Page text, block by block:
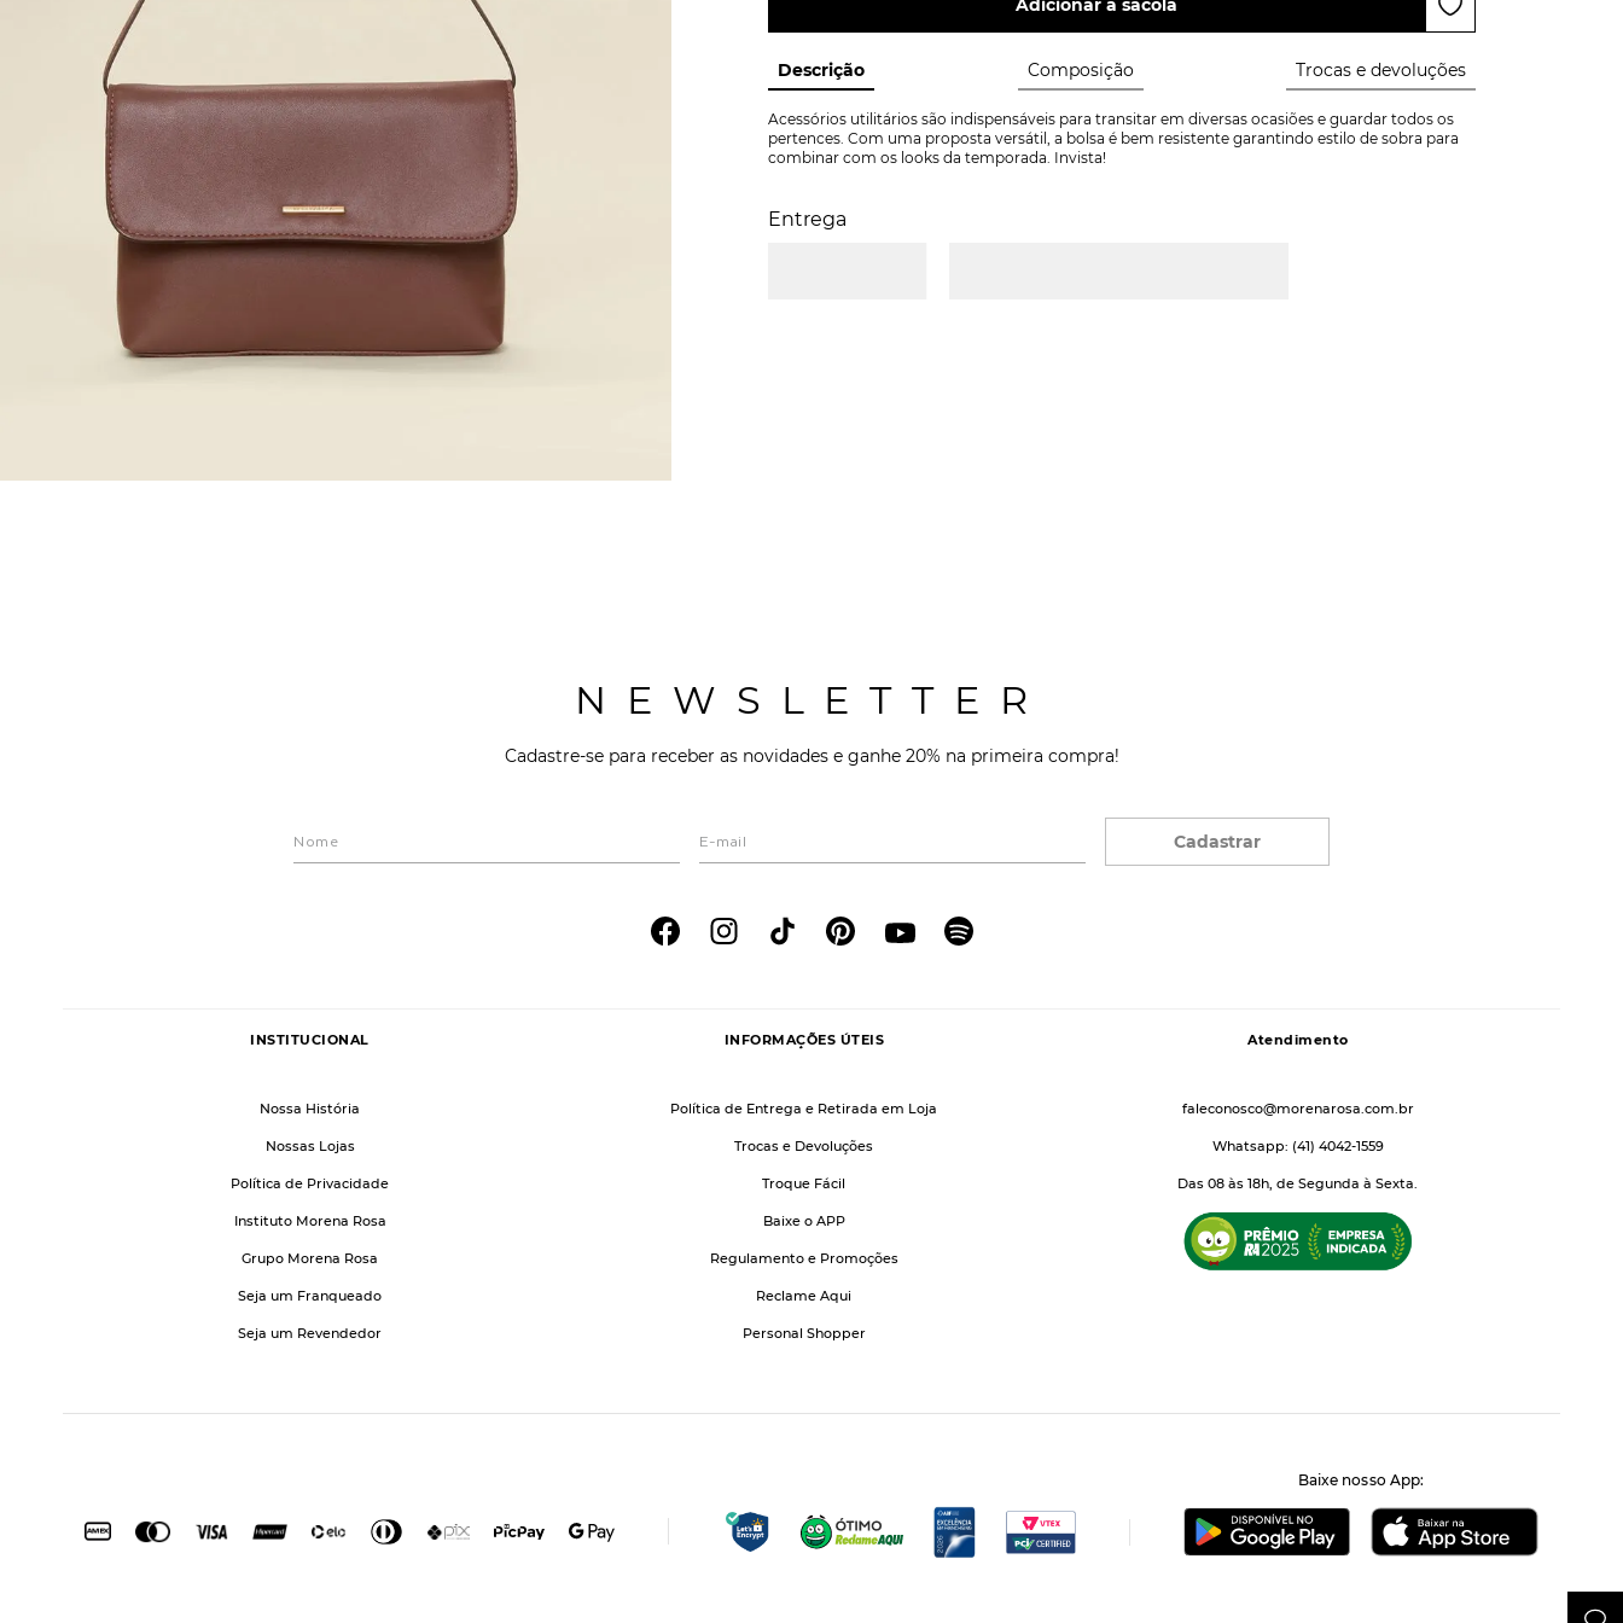
Descrição Composição Trocas e devoluções
Acessórios utilitários são indispensáveis para transitar em diversas ocasiões e guardar todos os
pertences. Com uma proposta versátil, a bolsa é bem resistente garantindo estilo de sobra para
combinar com os looks da temporada. Invista!
Entrega
NEWSLETTER
Cadastre-se para receber as novidades e ganhe 20% na primeira compra!
Cadastrar
INSTITUCIONAL
Nossa História
Nossas Lojas
Política de Privacidade
Instituto Morena Rosa
Grupo Morena Rosa
Seja um Franqueado
Seja um Revendedor
INFORMAÇÕES ÚTEIS
Política de Entrega e Retirada em Loja
Trocas e Devoluções
Troque Fácil
Baixe o APP
Regulamento e Promoções
Reclame Aqui
Personal Shopper
Atendimento
faleconosco@morenarosa.com.br
Whatsapp: (41) 4042-1559
Das 08 às 18h, de Segunda à Sexta.
Baixe nosso App: